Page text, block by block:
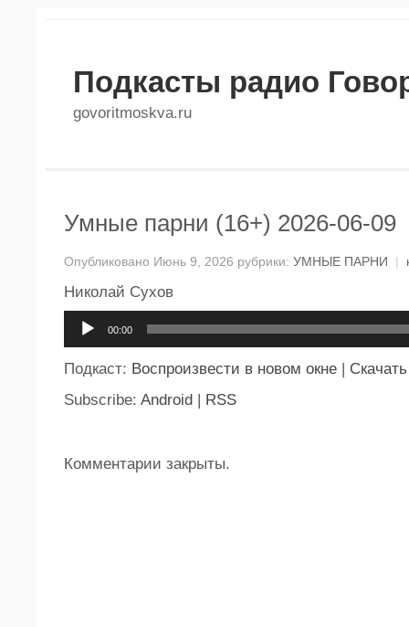
Подкасты радио
govoritmoskva.ru
Умные парни (16+) 2026-06-09
Опубликовано Июнь 9, 2026 рубрики: УМНЫЕ ПАРНИ |
Николай Сухов
00:00
Подкаст: Воспроизвести в новом окне | Скачать
Subscribe: Android | RSS
Комментарии закрыты.